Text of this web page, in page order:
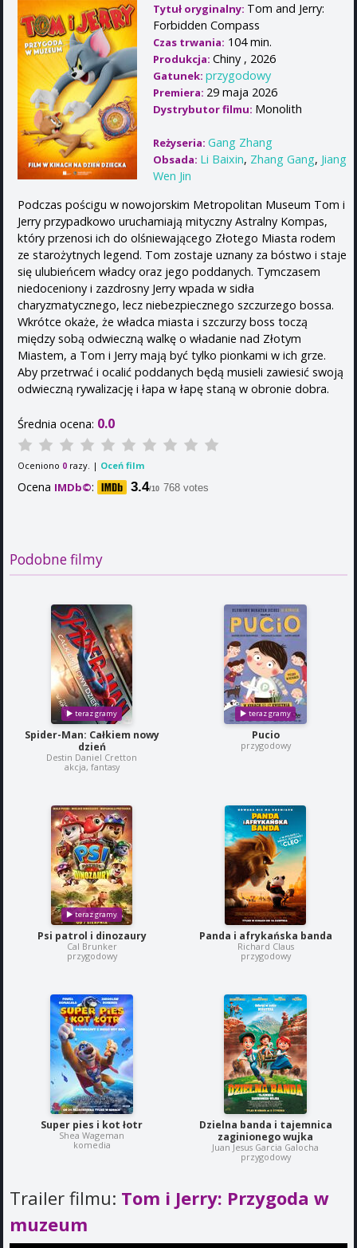
Tytuł oryginalny: Tom and Jerry:
Forbidden Compass
Czas trwania: 104 min.
Produkcja: Chiny , 2026
Gatunek: przygodowy
Premiera: 29 maja 2026
Dystrybutor filmu: Monolith
Reżyseria: Gang Zhang
Obsada: Li Baixin, Zhang Gang, Jiang
Wen Jin
Podczas pościgu w nowojorskim Metropolitan Museum Tom i
Jerry przypadkowo uruchamiają mityczny Astralny Kompas,
który przenosi ich do olśniewającego Złotego Miasta rodem
ze starożytnych legend. Tom zostaje uznany za bóstwo i staje
się ulubieńcem władcy oraz jego poddanych. Tymczasem
niedoceniony i zazdrosny Jerry wpada w sidła
charyzmatycznego, lecz niebezpiecznego szczurzego bossa.
Wkrótce okaże, że władca miasta i szczurzy boss toczą
między sobą odwieczną walkę o władanie nad Złotym
Miastem, a Tom i Jerry mają być tylko pionkami w ich grze.
Aby przetrwać i ocalić poddanych będą musieli zawiesić swoją
odwieczną rywalizację i łapa w łapę staną w obronie dobra.
Średnia ocena: 0.0
Oceniono 0 razy. | Oceń film
Ocena IMDb©: 3.4/10 768 votes
Podobne filmy
Spider-Man: Całkiem nowy
dzień
Destin Daniel Cretton
akcja, fantasy
Pucio
przygodowy
Psi patrol i dinozaury
Cal Brunker
przygodowy
Panda i afrykańska banda
Richard Claus
przygodowy
Super pies i kot łotr
Shea Wageman
komedia
Dzielna banda i tajemnica
zaginionego wujka
Juan Jesus Garcia Galocha
przygodowy
Trailer filmu: Tom i Jerry: Przygoda w
muzeum